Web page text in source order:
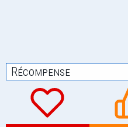
Récompense